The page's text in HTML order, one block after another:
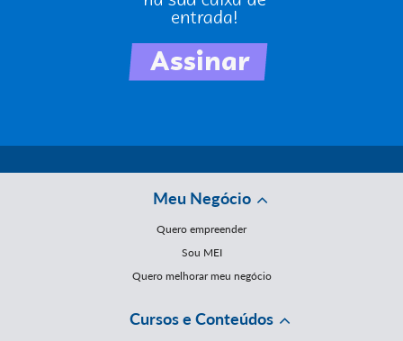
Meu Negócio
Quero empreender
Sou MEI
Quero melhorar meu negócio
Cursos e Conteúdos